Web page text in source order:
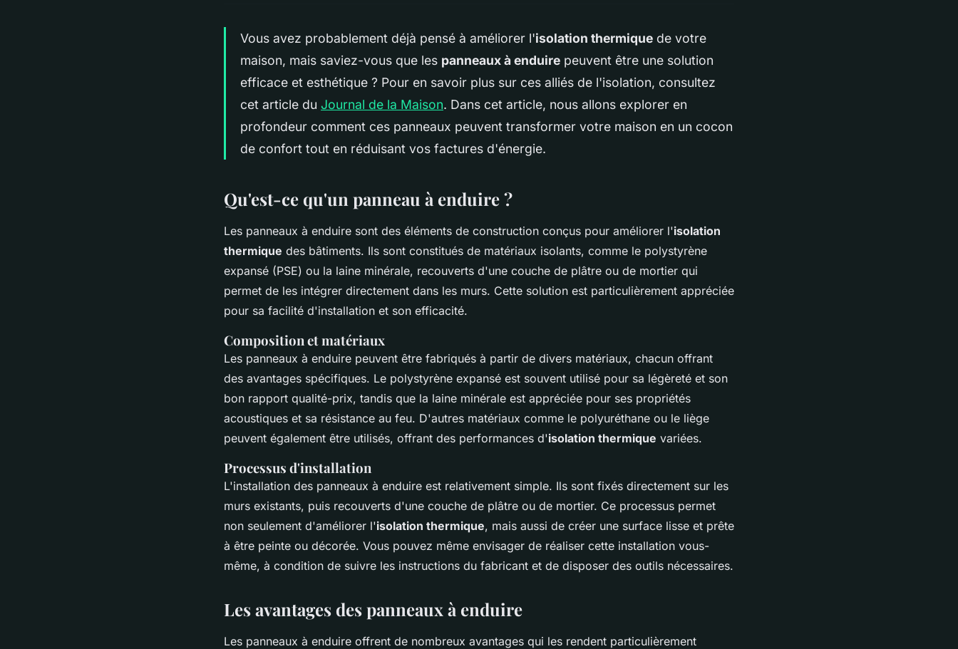
Vous avez probablement déjà pensé à améliorer l'isolation thermique de votre
maison, mais saviez-vous que les panneaux à enduire peuvent être une solution
efficace et esthétique ? Pour en savoir plus sur ces alliés de l'isolation, consultez
cet article du Journal de la Maison. Dans cet article, nous allons explorer en
profondeur comment ces panneaux peuvent transformer votre maison en un cocon
de confort tout en réduisant vos factures d'énergie.
Qu'est-ce qu'un panneau à enduire ?
Les panneaux à enduire sont des éléments de construction conçus pour améliorer l'isolation
thermique des bâtiments. Ils sont constitués de matériaux isolants, comme le polystyrène
expansé (PSE) ou la laine minérale, recouverts d'une couche de plâtre ou de mortier qui
permet de les intégrer directement dans les murs. Cette solution est particulièrement appréciée
pour sa facilité d'installation et son efficacité.
Composition et matériaux
Les panneaux à enduire peuvent être fabriqués à partir de divers matériaux, chacun offrant
des avantages spécifiques. Le polystyrène expansé est souvent utilisé pour sa légèreté et son
bon rapport qualité-prix, tandis que la laine minérale est appréciée pour ses propriétés
acoustiques et sa résistance au feu. D'autres matériaux comme le polyuréthane ou le liège
peuvent également être utilisés, offrant des performances d'isolation thermique variées.
Processus d'installation
L'installation des panneaux à enduire est relativement simple. Ils sont fixés directement sur les
murs existants, puis recouverts d'une couche de plâtre ou de mortier. Ce processus permet
non seulement d'améliorer l'isolation thermique, mais aussi de créer une surface lisse et prête
à être peinte ou décorée. Vous pouvez même envisager de réaliser cette installation vous-
même, à condition de suivre les instructions du fabricant et de disposer des outils nécessaires.
Les avantages des panneaux à enduire
Les panneaux à enduire offrent de nombreux avantages qui les rendent particulièrement